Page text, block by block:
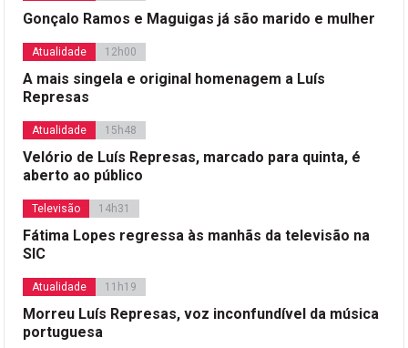
Gonçalo Ramos e Maguigas já são marido e mulher
Atualidade 12h00
A mais singela e original homenagem a Luís
Represas
Atualidade 15h48
Velório de Luís Represas, marcado para quinta, é
aberto ao público
Televisão 14h31
Fátima Lopes regressa às manhãs da televisão na
SIC
Atualidade 11h19
Morreu Luís Represas, voz inconfundível da música
portuguesa